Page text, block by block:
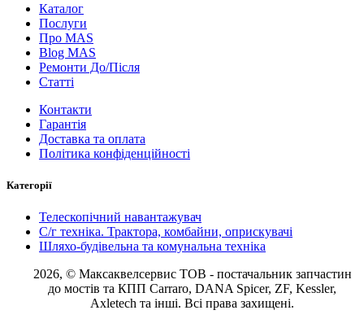
Каталог
Послуги
Про MAS
Blog MAS
Ремонти До/Після
Статті
Контакти
Гарантія
Доставка та оплата
Політика конфіденційності
Категорії
Телескопічний навантажувач
С/г техніка. Трактора, комбайни, оприскувачі
Шляхо-будівельна та комунальна техніка
2026, © Максаквелсервис ТОВ - постачальник запчастин
до мостів та КПП Carraro, DANA Spicer, ZF, Kessler,
Axletech та інші. Всі права захищені.